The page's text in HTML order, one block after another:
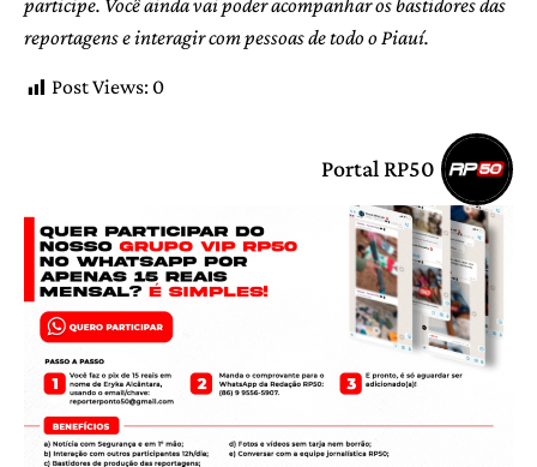
participe. Você ainda vai poder acompanhar os bastidores das
reportagens e interagir com pessoas de todo o Piauí.
Post Views: 0
Portal RP50